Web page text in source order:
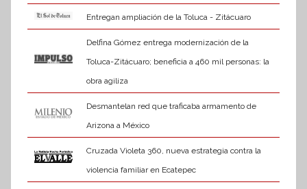
Entregan ampliación de la Toluca - Zitácuaro
Delfina Gómez entrega modernización de la
Toluca-Zitácuaro; beneficia a 460 mil personas: la
obra agiliza
Desmantelan red que traficaba armamento de
Arizona a México
Cruzada Violeta 360, nueva estrategia contra la
violencia familiar en Ecatepec